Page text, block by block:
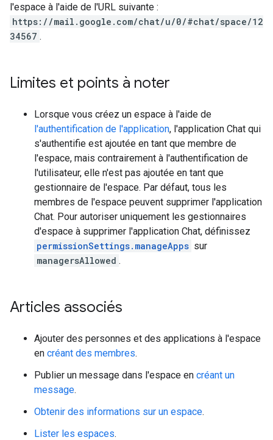
l'espace à l'aide de l'URL suivante :
https://mail.google.com/chat/u/0/#chat/space/12
34567 .
Limites et points à noter
Lorsque vous créez un espace à l'aide de
l'authentification de l'application, l'application Chat qui
s'authentifie est ajoutée en tant que membre de
l'espace, mais contrairement à l'authentification de
l'utilisateur, elle n'est pas ajoutée en tant que
gestionnaire de l'espace. Par défaut, tous les
membres de l'espace peuvent supprimer l'application
Chat. Pour autoriser uniquement les gestionnaires
d'espace à supprimer l'application Chat, définissez
permissionSettings.manageApps sur
managersAllowed .
Articles associés
Ajouter des personnes et des applications à l'espace
en créant des membres.
Publier un message dans l'espace en créant un
message.
Obtenir des informations sur un espace.
Lister les espaces.